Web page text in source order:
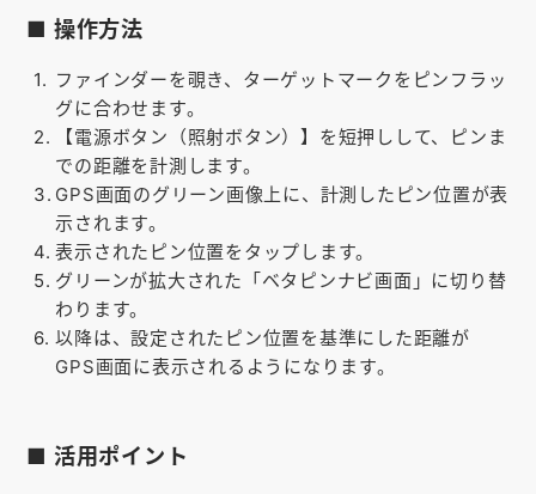
ゴルフ場の方へ
公式オンラインショップ
■ 操作方法
ファインダーを覗き、ターゲットマークをピンフラッ
グに合わせます。
【電源ボタン（照射ボタン）】を短押しして、ピンま
での距離を計測します。
GPS画面のグリーン画像上に、計測したピン位置が表
示されます。
表示されたピン位置をタップします。
グリーンが拡大された「ベタピンナビ画面」に切り替
わります。
以降は、設定されたピン位置を基準にした距離が
GPS画面に表示されるようになります。
■ 活用ポイント